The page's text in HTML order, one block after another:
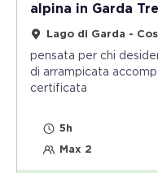
alpina in Garda
Lago di Garda -
pensata per chi
di arrampicata
certificata
5h
Max 2